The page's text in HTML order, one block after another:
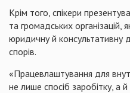
Крім того, спікери
та громадських
юридичну й консультативну
спорів.
«Працевлаштування для
не лише спосіб заробітку, а